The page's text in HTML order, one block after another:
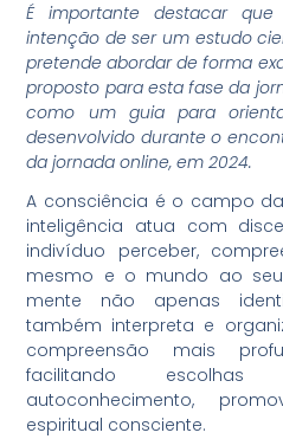
É importante destacar
intenção de ser um estudo
pretende abordar de forma
proposto para esta fase da
como um guia para
desenvolvido durante o
da jornada online, em 2024.
A consciência é o campo
inteligência atua com
indivíduo perceber,
mesmo e o mundo ao
mente não apenas
também interpreta e
compreensão mais
facilitando escolhas
autoconhecimento,
espiritual consciente.